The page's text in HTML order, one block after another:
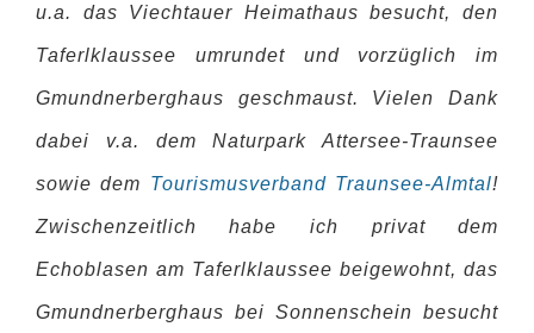
u.a. das Viechtauer Heimathaus besucht, den
Taferlklaussee umrundet und vorzüglich im
Gmundnerberghaus geschmaust. Vielen Dank
dabei v.a. dem Naturpark Attersee-Traunsee
sowie dem Tourismusverband Traunsee-Almtal!
Zwischenzeitlich habe ich privat dem
Echoblasen am Taferlklaussee beigewohnt, das
Gmundnerberghaus bei Sonnenschein besucht